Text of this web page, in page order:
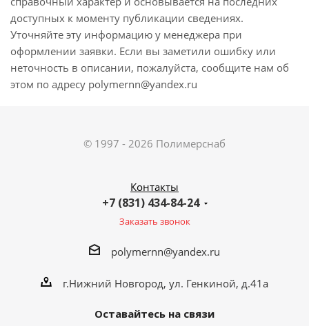
доступных к моменту публикации сведениях.
Уточняйте эту информацию у менеджера при
оформлении заявки. Если вы заметили ошибку или
неточность в описании, пожалуйста, сообщите нам об
этом по адресу polymernn@yandex.ru
© 1997 - 2026 Полимерснаб
Контакты
+7 (831) 434-84-24
Заказать звонок
polymernn@yandex.ru
г.Нижний Новгород, ул. Генкиной, д.41а
Оставайтесь на связи